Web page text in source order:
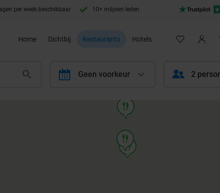
per week beschikbaar 10+ miljoen leden
Home Dichtbij Restaurants Hotels
calendar Geen voorkeur 2
food
food
food